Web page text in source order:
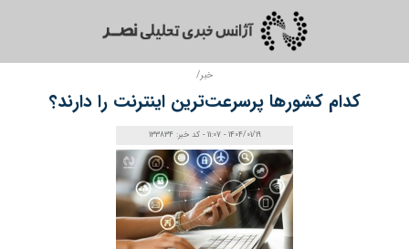
خبر/
کدام کشورها پرسرعت‌ترین اینترنت را دارند؟
1404/01/19 - 11:07 - کد خبر: 133834